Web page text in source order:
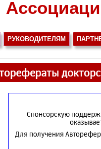
РУКОВОДИТЕЛЯМ
Спонсорскую
Для получения